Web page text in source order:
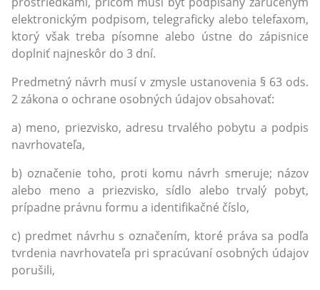
elektronickým podpisom, telegraficky alebo telefaxom,
ktorý však treba písomne alebo ústne do zápisnice
doplniť najneskôr do 3 dní.
Predmetný návrh musí v zmysle ustanovenia § 63 ods.
2 zákona o ochrane osobných údajov obsahovať:
a) meno, priezvisko, adresu trvalého pobytu a podpis
navrhovateľa,
b) označenie toho, proti komu návrh smeruje; názov
alebo meno a priezvisko, sídlo alebo trvalý pobyt,
prípadne právnu formu a identifikačné číslo,
c) predmet návrhu s označením, ktoré práva sa podľa
tvrdenia navrhovateľa pri spracúvaní osobných údajov
porušili,